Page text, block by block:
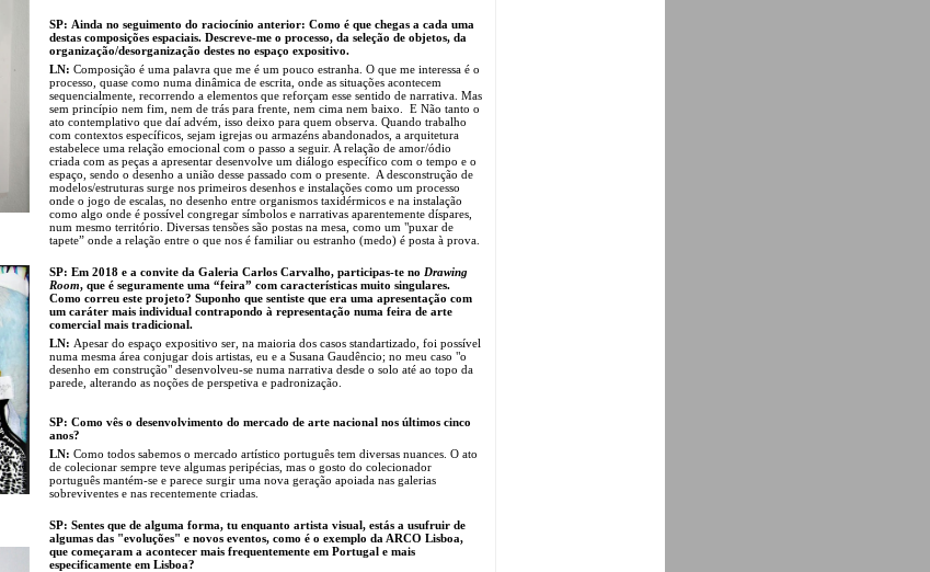
SP: Ainda no seguimento do raciocínio anterior: Como é que chegas a cada uma
destas composições espaciais. Descreve-me o processo, da seleção de objetos, da
organização/desorganização destes no espaço expositivo.
LN: Composição é uma palavra que me é um pouco estranha. O que me interessa é o
processo, quase como numa dinâmica de escrita, onde as situações acontecem
sequencialmente, recorrendo a elementos que reforçam esse sentido de narrativa. Mas
sem princípio nem fim, nem de trás para frente, nem cima nem baixo. E Não tanto o
ato contemplativo que daí advém, isso deixo para quem observa. Quando trabalho
com contextos específicos, sejam igrejas ou armazéns abandonados, a arquitetura
estabelece uma relação emocional com o passo a seguir. A relação de amor/ódio
criada com as peças a apresentar desenvolve um diálogo específico com o tempo e o
espaço, sendo o desenho a união desse passado com o presente. A desconstrução de
modelos/estruturas surge nos primeiros desenhos e instalações como um processo
onde o jogo de escalas, no desenho entre organismos taxidérmicos e na instalação
como algo onde é possível congregar símbolos e narrativas aparentemente díspares,
num mesmo território. Diversas tensões são postas na mesa, como um "puxar de
tapete” onde a relação entre o que nos é familiar ou estranho (medo) é posta à prova.
SP: Em 2018 e a convite da Galeria Carlos Carvalho, participas-te no Drawing
Room, que é seguramente uma “feira” com características muito singulares.
Como correu este projeto? Suponho que sentiste que era uma apresentação com
um caráter mais individual contrapondo à representação numa feira de arte
comercial mais tradicional.
LN: Apesar do espaço expositivo ser, na maioria dos casos standartizado, foi possível
numa mesma área conjugar dois artistas, eu e a Susana Gaudêncio; no meu caso "o
desenho em construção" desenvolveu-se numa narrativa desde o solo até ao topo da
parede, alterando as noções de perspetiva e padronização.
SP: Como vês o desenvolvimento do mercado de arte nacional nos últimos cinco
anos?
LN: Como todos sabemos o mercado artístico português tem diversas nuances. O ato
de colecionar sempre teve algumas peripécias, mas o gosto do colecionador
português mantém-se e parece surgir uma nova geração apoiada nas galerias
sobreviventes e nas recentemente criadas.
SP: Sentes que de alguma forma, tu enquanto artista visual, estás a usufruir de
algumas das "evoluções" e novos eventos, como é o exemplo da ARCO Lisboa,
que começaram a acontecer mais frequentemente em Portugal e mais
especificamente em Lisboa?